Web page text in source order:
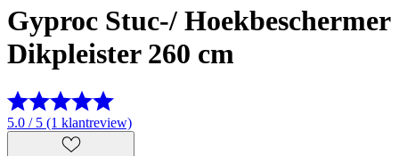
Gyproc Stuc-/ Hoekbeschermer
Dikpleister 260 cm
5.0 / 5 (1 klantreview)